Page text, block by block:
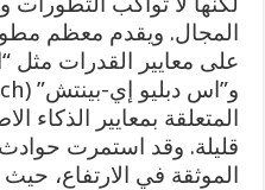
المجال. ويقدم معظم
المتعلقة بمعايير الذكاء
قليلة. وقد استمرت
الموثقة في الارتفاع،